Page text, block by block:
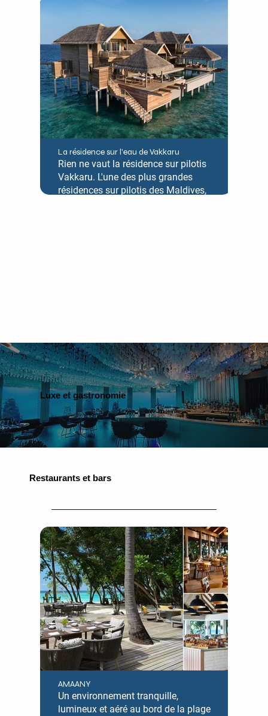
attend, agrémenté d'une spacieuse
terrasse et d'une piscine privée
entourée d'une végétation luxuriante.
Idéale pour les familles ou les
groupes d'amis en quête d'un havre
de paix pour se détendre au soleil ou
se retrouver dans un espace partagé.
La résidence sur l'eau de Vakkaru
Rien ne vaut la résidence sur pilotis
Vakkaru. L'une des plus grandes
résidences sur pilotis des Maldives,
Luxe et gastronomie
Restaurants et bars
AMAANY
Un environnement tranquille,
lumineux et aéré au bord de la plage